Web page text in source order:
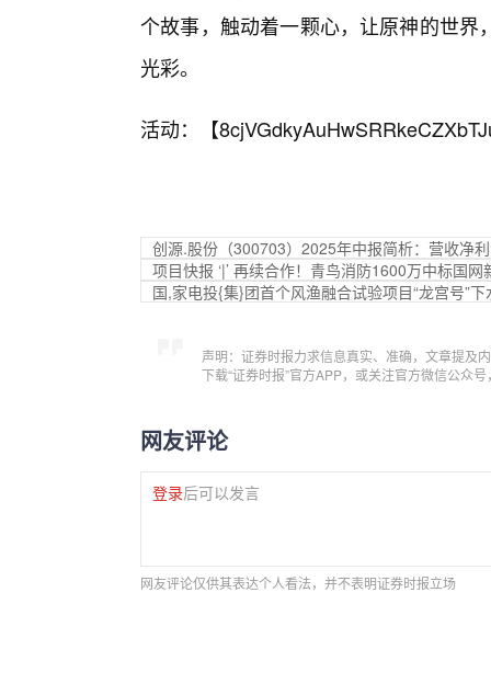
个故事，触动着一颗心，让原神的世
光彩。
活动：【
创源.股份（300703）2025年中报简析：营收净
项目快报 ‘|’ 再续合作！青鸟消防1600万中标国
国,家电投{集}团首个风渔融合试验项目“龙宫号”下
声明：证券时报力求信息真实、准确，文章提及
下载“证券时报”官方APP，或关注官方微信公众
网友评论
登录后可以发言
网友评论仅供其表达个人看法，并不表明证券时报立场